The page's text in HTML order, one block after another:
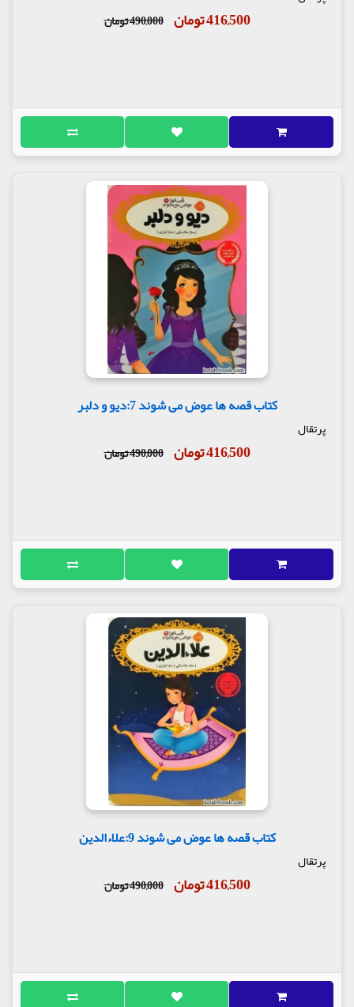
416,500 تومان 490,000 تومان
کتاب قصه ها عوض می شوند 7:دیو و دلبر
پرتقال
416,500 تومان 490,000 تومان
کتاب قصه ها عوض می شوند 9:علاءالدین
پرتقال
416,500 تومان 490,000 تومان